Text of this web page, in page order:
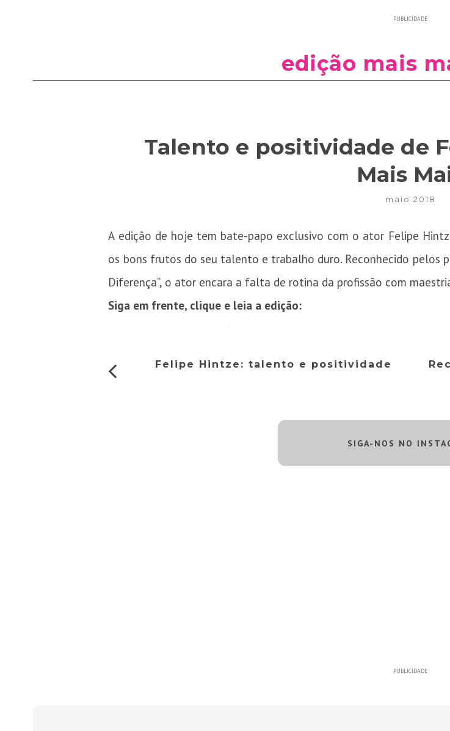
PUBLICIDADE
edição mais
Talento e positividade de
Mais
maio 2018
A edição de hoje tem bate-papo exclusivo com o ator Felipe
os bons frutos do seu talento e trabalho duro. Reconhecido pelos
Diferença”, o ator encara a falta de rotina da profissão com
Siga em frente, clique e leia a edição:
Felipe Hintze: talento e positividade
SIGA-NOS NO
PUBLICIDADE